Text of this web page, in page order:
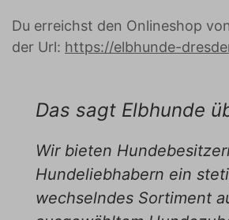
Du erreichst den Onlineshop
der Url: https://elbhunde-
Das sagt Elbhunde
Wir bieten
Hundeliebhabern ein
wechselndes Sortiment